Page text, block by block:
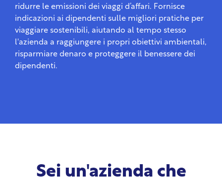
ridurre le emissioni dei viaggi d’affari. Fornisce
indicazioni ai dipendenti sulle migliori pratiche per
viaggiare sostenibili, aiutando al tempo stesso
l'azienda a raggiungere i propri obiettivi ambientali,
risparmiare denaro e proteggere il benessere dei
dipendenti.
Sei un'azienda che